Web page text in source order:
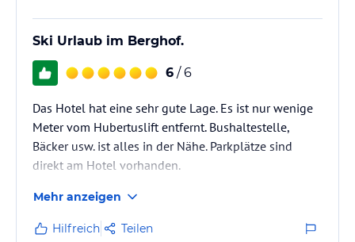
Ski Urlaub im Berghof.
6 / 6
Das Hotel hat eine sehr gute Lage. Es ist nur wenige
Meter vom Hubertuslift entfernt. Bushaltestelle,
Bäcker usw. ist alles in der Nähe. Parkplätze sind
direkt am Hotel vorhanden.
Mehr anzeigen
Hilfreich Teilen